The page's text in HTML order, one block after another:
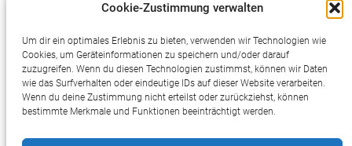
Cookie-Zustimmung verwalten
Um dir ein optimales Erlebnis zu bieten, verwenden wir Technologien wie
Cookies, um Geräteinformationen zu speichern und/oder darauf
zuzugreifen. Wenn du diesen Technologien zustimmst, können wir Daten
wie das Surfverhalten oder eindeutige IDs auf dieser Website verarbeiten.
Wenn du deine Zustimmung nicht erteilst oder zurückziehst, können
bestimmte Merkmale und Funktionen beeinträchtigt werden.
SOCIAL MEDIA
Twitter Facebook Instagram